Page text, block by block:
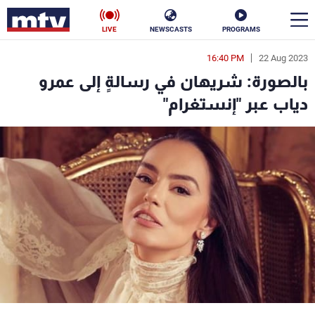
PROGRAMS
NEWSCASTS
LIVE
22 Aug 2023
16:40 PM
بالصورة: شريهان في رسالةٍ إلى عمرو
دياب عبر "إنستغرام"
en
الأخبار
سياسة ناس
فن
منوعات رياضة
كأس العالم